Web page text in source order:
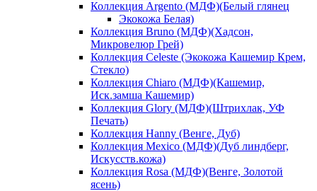
Коллекция Argento (МДФ)(Белый глянец
Экокожа Белая)
Коллекция Bruno (МДФ)(Хадсон,
Микровелюр Грей)
Коллекция Celeste (Экокожа Кашемир Крем,
Стекло)
Коллекция Chiaro (МДФ)(Кашемир,
Иск.замша Кашемир)
Коллекция Glory (МДФ)(Штрихлак, УФ
Печать)
Коллекция Hanny (Венге, Дуб)
Коллекция Mexico (МДФ)(Дуб линдберг,
Искусств.кожа)
Коллекция Rosa (МДФ)(Венге, Золотой
ясень)